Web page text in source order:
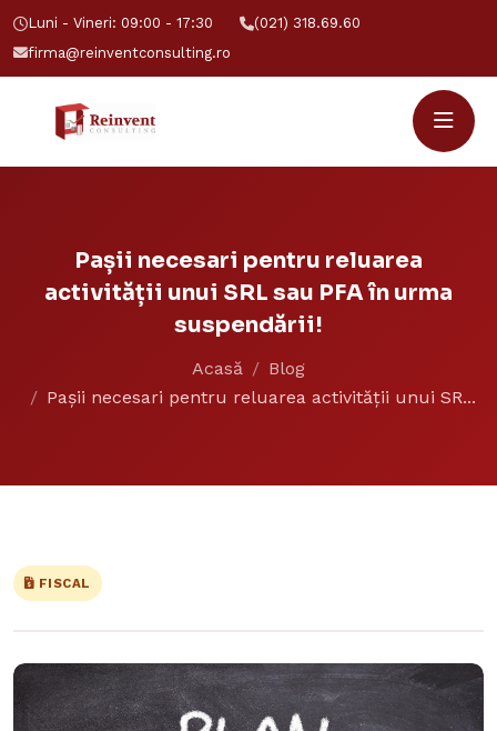
Luni - Vineri: 09:00 - 17:30
(021) 318.69.60
firma@reinventconsulting.ro
Pașii necesari pentru reluarea
activității unui SRL sau PFA în urma
suspendării!
Acasă
Blog
Pașii necesari pentru reluarea activității unui SR...
FISCAL